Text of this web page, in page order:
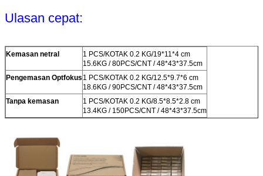
Ulasan cepat:
Kemasan netral
1 PCS/KOTAK 0.2 KG/19*11*4 cm
15.6KG / 80PCS/CNT / 48*43*37.5cm
Pengemasan Optfokus 1 PCS/KOTAK 0.2 KG/12.5*9.7*6 cm
18.6KG / 90PCS/CNT / 48*43*37.5cm
Tanpa kemasan
1 PCS/KOTAK 0.2 KG/8.5*8.5*2.8 cm
13.4KG / 150PCS/CNT / 48*43*37.5cm